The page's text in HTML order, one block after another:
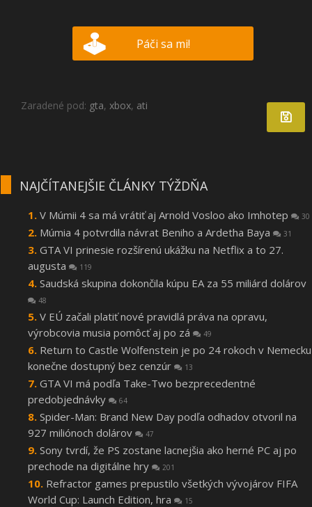
Páči sa mi!
Zaradené pod: gta, xbox, ati
NAJČÍTANEJŠIE ČLÁNKY TÝŽDŇA
V Múmii 4 sa má vrátiť aj Arnold Vosloo ako Imhotep 30
Múmia 4 potvrdila návrat Beniho a Ardetha Baya 31
GTA VI prinesie rozšírenú ukážku na Netflix a to 27.
augusta
119
Saudská skupina dokončila kúpu EA za 55 miliárd dolárov
48
V EÚ začali platiť nové pravidlá práva na opravu,
výrobcovia musia pomôcť aj po zá
49
Return to Castle Wolfenstein je po 24 rokoch v Nemecku
konečne dostupný bez cenzúr
13
GTA VI má podľa Take-Two bezprecedentné
predobjednávky
64
Spider-Man: Brand New Day podľa odhadov otvoril na
927 miliónoch dolárov
47
Sony tvrdí, že PS zostane lacnejšia ako herné PC aj po
prechode na digitálne hry
201
Refractor games prepustilo všetkých vývojárov FIFA
World Cup: Launch Edition, hra
15